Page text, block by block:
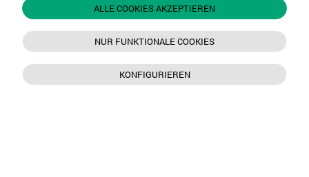
ALLE COOKIES AKZEPTIEREN
NUR FUNKTIONALE COOKIES
KONFIGURIEREN